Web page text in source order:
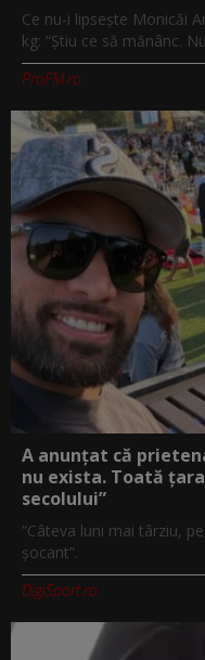
Ce nu-i lipsește Monicăi
kg: “Știu ce să mănânc.
ProFM.ro
A anunțat că
nu exista. Toată țara
secolului”
”Câteva luni mai târziu,
șocant”.
DigiSport.ro